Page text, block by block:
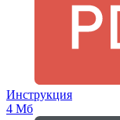
Инструкция
4 Мб